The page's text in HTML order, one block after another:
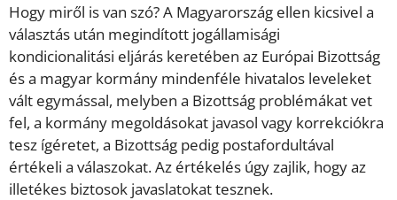
Hogy miről is van szó? A Magyarország ellen kicsivel a
választás után megindított jogállamisági
kondicionalitási eljárás keretében az Európai Bizottság
és a magyar kormány mindenféle hivatalos leveleket
vált egymással, melyben a Bizottság problémákat vet
fel, a kormány megoldásokat javasol vagy korrekciókra
tesz ígéretet, a Bizottság pedig postafordultával
értékeli a válaszokat. Az értékelés úgy zajlik, hogy az
illetékes biztosok javaslatokat tesznek.